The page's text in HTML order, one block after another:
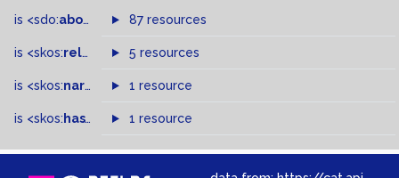
is <sdo:about of 87 resources
is <skos:related > of
5 resources
is <skos:narrowMatch >of
1 resource
is <skos: hasTopConcept >of
1 resource